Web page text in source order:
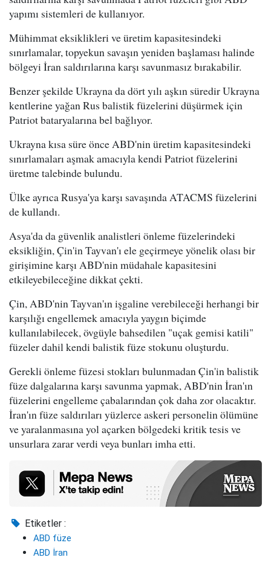
yapımı sistemleri de kullanıyor.
Mühimmat eksiklikleri ve üretim kapasitesindeki
sınırlamalar, topyekun savaşın yeniden başlaması halinde
bölgeyi İran saldırılarına karşı savunmasız bırakabilir.
Benzer şekilde Ukrayna da dört yılı aşkın süredir Ukrayna
kentlerine yağan Rus balistik füzelerini düşürmek için
Patriot bataryalarına bel bağlıyor.
Ukrayna kısa süre önce ABD'nin üretim kapasitesindeki
sınırlamaları aşmak amacıyla kendi Patriot füzelerini
üretme talebinde bulundu.
Ülke ayrıca Rusya'ya karşı savaşında ATACMS füzelerini
de kullandı.
Asya'da da güvenlik analistleri önleme füzelerindeki
eksikliğin, Çin'in Tayvan'ı ele geçirmeye yönelik olası bir
girişimine karşı ABD'nin müdahale kapasitesini
etkileyebileceğine dikkat çekti.
Çin, ABD'nin Tayvan'ın işgaline verebileceği herhangi bir
karşılığı engellemek amacıyla yaygın biçimde
kullanılabilecek, övgüyle bahsedilen "uçak gemisi katili"
füzeler dahil kendi balistik füze stokunu oluşturdu.
Gerekli önleme füzesi stokları bulunmadan Çin'in balistik
füze dalgalarına karşı savunma yapmak, ABD'nin İran'ın
füzelerini engelleme çabalarından çok daha zor olacaktır.
İran'ın füze saldırıları yüzlerce askeri personelin ölümüne
ve yaralanmasına yol açarken bölgedeki kritik tesis ve
unsurlara zarar verdi veya bunları imha etti.
Etiketler :
ABD füze
ABD İran